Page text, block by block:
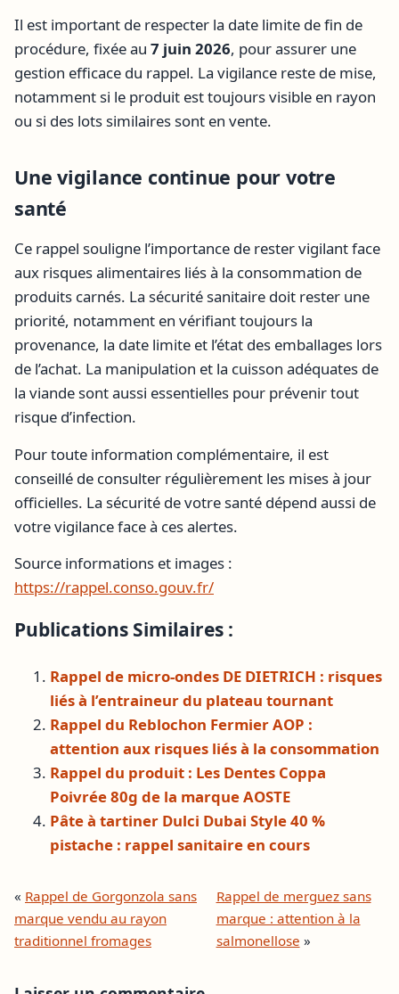
Il est important de respecter la date limite de fin de
procédure, fixée au 7 juin 2026, pour assurer une
gestion efficace du rappel. La vigilance reste de mise,
notamment si le produit est toujours visible en rayon
ou si des lots similaires sont en vente.
Une vigilance continue pour votre
santé
Ce rappel souligne l’importance de rester vigilant face
aux risques alimentaires liés à la consommation de
produits carnés. La sécurité sanitaire doit rester une
priorité, notamment en vérifiant toujours la
provenance, la date limite et l’état des emballages lors
de l’achat. La manipulation et la cuisson adéquates de
la viande sont aussi essentielles pour prévenir tout
risque d’infection.
Pour toute information complémentaire, il est
conseillé de consulter régulièrement les mises à jour
officielles. La sécurité de votre santé dépend aussi de
votre vigilance face à ces alertes.
Source informations et images :
https://rappel.conso.gouv.fr/
Publications Similaires :
Rappel de micro-ondes DE DIETRICH : risques
liés à l’entraineur du plateau tournant
Rappel du Reblochon Fermier AOP :
attention aux risques liés à la consommation
Rappel du produit : Les Dentes Coppa
Poivrée 80g de la marque AOSTE
Pâte à tartiner Dulci Dubai Style 40 %
pistache : rappel sanitaire en cours
« Rappel de Gorgonzola sans
marque vendu au rayon
traditionnel fromages
Rappel de merguez sans
marque : attention à la
salmonellose »